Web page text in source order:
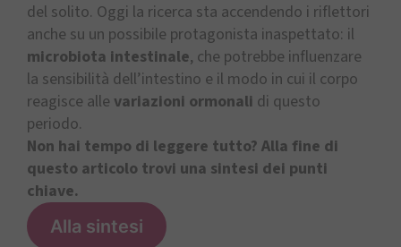
del solito. Oggi la ricerca sta accendendo i riflettori
anche su un possibile protagonista inaspettato: il
microbiota intestinale, che potrebbe influenzare
la sensibilità dell’intestino e il modo in cui il corpo
reagisce alle variazioni ormonali di questo
periodo.
Non hai tempo di leggere tutto? Alla fine di
questo articolo trovi una sintesi dei punti
chiave.
Alla sintesi